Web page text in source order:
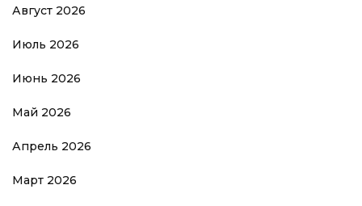
Август 2026
Июль 2026
Июнь 2026
Май 2026
Апрель 2026
Март 2026